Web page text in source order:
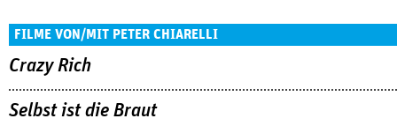
FILME VON/MIT PETER CHIARELLI
Crazy Rich
Selbst ist die Braut